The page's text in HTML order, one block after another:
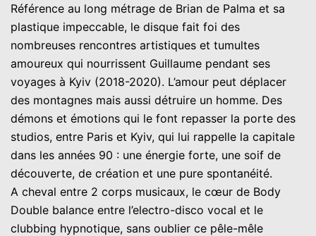
Référence au long métrage de Brian de Palma et sa
plastique impeccable, le disque fait foi des
nombreuses rencontres artistiques et tumultes
amoureux qui nourrissent Guillaume pendant ses
voyages à Kyiv (2018-2020). L’amour peut déplacer
des montagnes mais aussi détruire un homme. Des
démons et émotions qui le font repasser la porte des
studios, entre Paris et Kyiv, qui lui rappelle la capitale
dans les années 90 : une énergie forte, une soif de
découverte, de création et une pure spontanéité.
A cheval entre 2 corps musicaux, le cœur de Body
Double balance entre l’electro-disco vocal et le
clubbing hypnotique, sans oublier ce pêle-mêle